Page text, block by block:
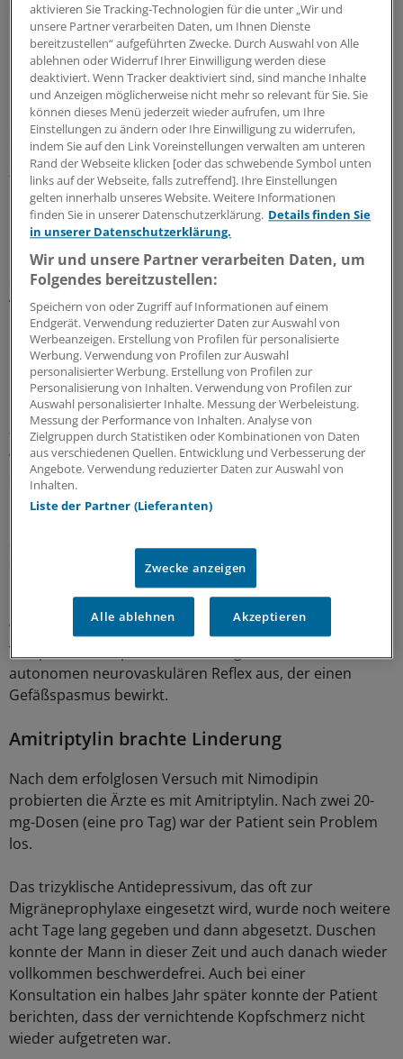
Subarachnoidalblutung handelte, wurde diese Substanz
rasch abgesetzt. Das Phänomen war unter dieser
Medikation bestehen geblieben.
Durch die Anamnese und eine Literaturrecherche
hatten die Forscher mittlerweile herausgefunden, dass
die Dusche denKopfschmerzhervorrief, es sich also um
einen Vernichtungskopfschmerz vom Typ "bath related
thunderclap headache" handeln musste.
Kopfschmerz ohne Östrogen-Bezug
In der Literatur ist dieser Typ, der von manchen Autoren
der Kategorie "reversibles zerebrales
Vasokonstriktionssyndrom" zugeordnet wird, bislang
nur bei asiatischen Frauen mittleren Alters beschrieben.
Damit fällt der Patient gleich in dreierlei Hinsicht aus der
Reihe: Er ist männlich, er ist jung, und er ist Afrikaner.
Die Hypothese, dass Östrogen beim "bath related
thunderclap headache" von Bedeutung sein könnte,
wird damit entkräftet, ebenso die Annahme, dass das
seltene Krankheitsbild nur Asiatinnen betrifft.
allerdings nicht wesentlich weiter. Möglicherweise, so
die Forschergruppe um Grangeon, träfen zwei
Mechanismen zusammen: Die Stimulation von
Mechanorezeptoren durch den Hautkontakt mit dem
Wasser und die gleichzeitige Stimulation von
Temperaturrezeptoren lösen möglicherweise einen
autonomen neurovaskulären Reflex aus, der einen
Gefäßspasmus bewirkt.
Amitriptylin brachte Linderung
Nach dem erfolglosen Versuch mit Nimodipin
probierten die Ärzte es mit Amitriptylin. Nach zwei 20-
mg-Dosen (eine pro Tag) war der Patient sein Problem
los.
Das trizyklische Antidepressivum, das oft zur
Migräneprophylaxe eingesetzt wird, wurde noch weitere
acht Tage lang gegeben und dann abgesetzt. Duschen
konnte der Mann in dieser Zeit und auch danach wieder
vollkommen beschwerdefrei. Auch bei einer
Konsultation ein halbes Jahr später konnte der Patient
berichten, dass der vernichtende Kopfschmerz nicht
wieder aufgetreten war.
aktivieren Sie Tracking-Technologien für die unter „Wir und
unsere Partner verarbeiten Daten, um Ihnen Dienste
bereitzustellen“ aufgeführten Zwecke. Durch Auswahl von Alle
ablehnen oder Widerruf Ihrer Einwilligung werden diese
deaktiviert. Wenn Tracker deaktiviert sind, sind manche Inhalte
und Anzeigen möglicherweise nicht mehr so relevant für Sie. Sie
können dieses Menü jederzeit wieder aufrufen, um Ihre
Einstellungen zu ändern oder Ihre Einwilligung zu widerrufen,
indem Sie auf den Link Voreinstellungen verwalten am unteren
Rand der Webseite klicken [oder das schwebende Symbol unten
links auf der Webseite, falls zutreffend]. Ihre Einstellungen
gelten innerhalb unseres Website. Weitere Informationen
finden Sie in unserer Datenschutzerklärung. Details finden Sie
in unserer Datenschutzerklärung.
Wir und unsere Partner verarbeiten Daten, um
Folgendes bereitzustellen:
Speichern von oder Zugriff auf Informationen auf einem
Endgerät. Verwendung reduzierter Daten zur Auswahl von
Werbeanzeigen. Erstellung von Profilen für personalisierte
Werbung. Verwendung von Profilen zur Auswahl
personalisierter Werbung. Erstellung von Profilen zur
Personalisierung von Inhalten. Verwendung von Profilen zur
Auswahl personalisierter Inhalte. Messung der Werbeleistung.
Messung der Performance von Inhalten. Analyse von
Zielgruppen durch Statistiken oder Kombinationen von Daten
aus verschiedenen Quellen. Entwicklung und Verbesserung der
Angebote. Verwendung reduzierter Daten zur Auswahl von
Inhalten.
Liste der Partner (Lieferanten)
Zwecke anzeigen
Alle ablehnen Akzeptieren